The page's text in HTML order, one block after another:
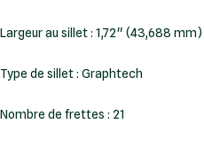
Largeur au sillet : 1,72" (43,688 mm)
Type de sillet : Graphtech
Nombre de frettes : 21